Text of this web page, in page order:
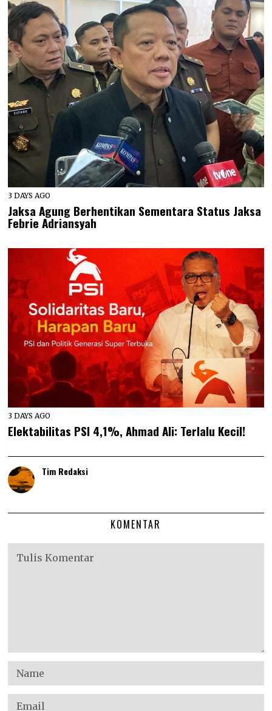
3 DAYS AGO
Jaksa Agung Berhentikan Sementara Status Jaksa
Febrie Adriansyah
3 DAYS AGO
Elektabilitas PSI 4,1%, Ahmad Ali: Terlalu Kecil!
Tim Redaksi
KOMENTAR